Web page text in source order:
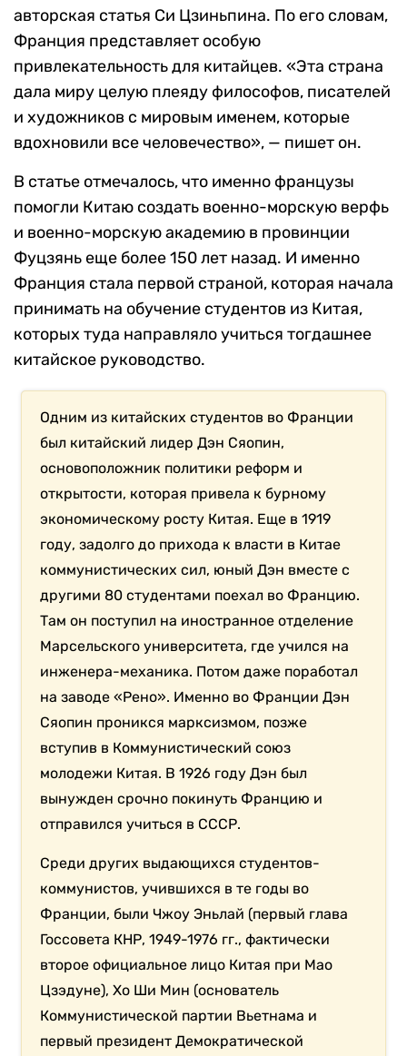
авторская статья Си Цзиньпина. По его словам,
Франция представляет особую
привлекательность для китайцев. «Эта страна
дала миру целую плеяду философов, писателей
и художников с мировым именем, которые
вдохновили все человечество», — пишет он.
В статье отмечалось, что именно французы
помогли Китаю создать военно-морскую верфь
и военно-морскую академию в провинции
Фуцзянь еще более 150 лет назад. И именно
Франция стала первой страной, которая начала
принимать на обучение студентов из Китая,
которых туда направляло учиться тогдашнее
китайское руководство.
Одним из китайских студентов во Франции
был китайский лидер Дэн Сяопин,
основоположник политики реформ и
открытости, которая привела к бурному
экономическому росту Китая. Еще в 1919
году, задолго до прихода к власти в Китае
коммунистических сил, юный Дэн вместе с
другими 80 студентами поехал во Францию.
Там он поступил на иностранное отделение
Марсельского университета, где учился на
инженера-механика. Потом даже поработал
на заводе «Рено». Именно во Франции Дэн
Сяопин проникся марксизмом, позже
вступив в Коммунистический союз
молодежи Китая. В 1926 году Дэн был
вынужден срочно покинуть Францию и
отправился учиться в СССР.
Среди других выдающихся студентов-
коммунистов, учившихся в те годы во
Франции, были Чжоу Эньлай (первый глава
Госсовета КНР, 1949-1976 гг., фактически
второе официальное лицо Китая при Мао
Цзэдуне), Хо Ши Мин (основатель
Коммунистической партии Вьетнама и
первый президент Демократической